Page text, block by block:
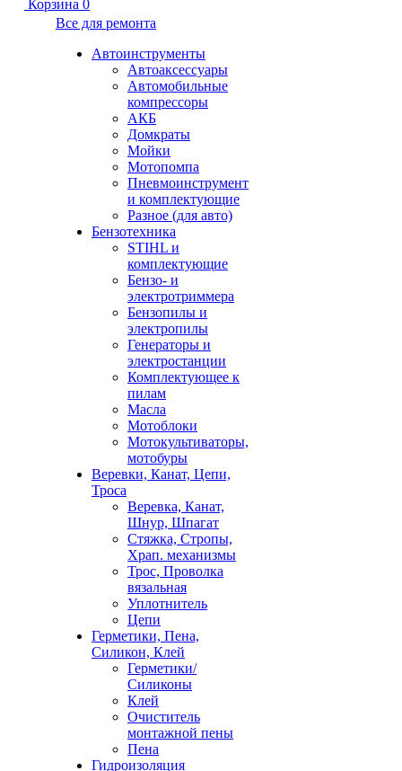
Корзина 0
Все для ремонта
Автоинструменты
Автоаксессуары
Автомобильные
компрессоры
АКБ
Домкраты
Мойки
Мотопомпа
Пневмоинструмент
и комплектующие
Разное (для авто)
Бензотехника
STIHL и
комплектующие
Бензо- и
электротриммера
Бензопилы и
электропилы
Генераторы и
электростанции
Комплектующее к
пилам
Масла
Мотоблоки
Мотокультиваторы,
мотобуры
Веревки, Канат, Цепи,
Троса
Веревка, Канат,
Шнур, Шпагат
Стяжка, Стропы,
Храп. механизмы
Трос, Проволка
вязальная
Уплотнитель
Цепи
Герметики, Пена,
Силикон, Клей
Герметики/
Силиконы
Клей
Очиститель
монтажной пены
Пена
Гидроизоляция